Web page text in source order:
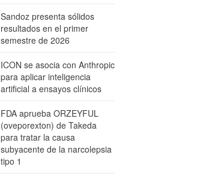
Sandoz presenta sólidos
resultados en el primer
semestre de 2026
ICON se asocia con Anthropic
para aplicar inteligencia
artificial a ensayos clínicos
FDA aprueba ORZEYFUL
(oveporexton) de Takeda
para tratar la causa
subyacente de la narcolepsia
tipo 1